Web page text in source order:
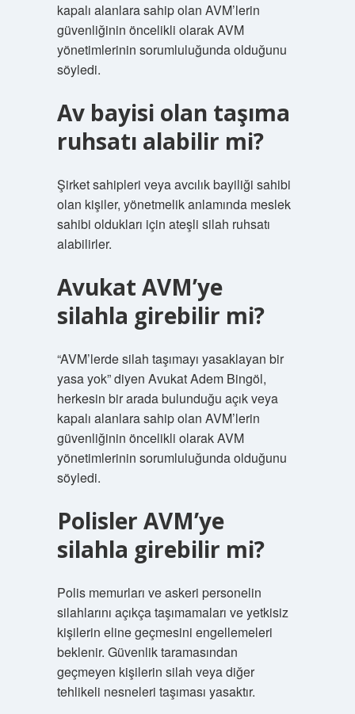
kapalı alanlara sahip olan AVM’lerin
güvenliğinin öncelikli olarak AVM
yönetimlerinin sorumluluğunda olduğunu
söyledi.
Av bayisi olan taşıma
ruhsatı alabilir mi?
Şirket sahipleri veya avcılık bayiliği sahibi
olan kişiler, yönetmelik anlamında meslek
sahibi oldukları için ateşli silah ruhsatı
alabilirler.
Avukat AVM’ye
silahla girebilir mi?
“AVM’lerde silah taşımayı yasaklayan bir
yasa yok” diyen Avukat Adem Bingöl,
herkesin bir arada bulunduğu açık veya
kapalı alanlara sahip olan AVM’lerin
güvenliğinin öncelikli olarak AVM
yönetimlerinin sorumluluğunda olduğunu
söyledi.
Polisler AVM’ye
silahla girebilir mi?
Polis memurları ve askeri personelin
silahlarını açıkça taşımamaları ve yetkisiz
kişilerin eline geçmesini engellemeleri
beklenir. Güvenlik taramasından
geçmeyen kişilerin silah veya diğer
tehlikeli nesneleri taşıması yasaktır.